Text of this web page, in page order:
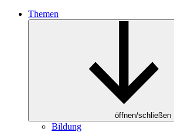
Themen
öffnen/schließen
Bildung